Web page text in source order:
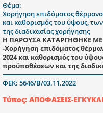
Θέμα:
Χορήγηση επιδόματος
και καθορισμός του ύψους,
της διαδικασίας χορήγησης
Η ΠΑΡΟΥΣΑ ΚΑΤΑΡΓΗΘΗΚΕ
-Χορήγηση επιδόματος
2024 και καθορισμός του
προϋποθέσεων και της
ΦΕΚ: 5646/Β/03.11.2022
Τύπος: ΑΠΟΦΑΣΕΙΣ-